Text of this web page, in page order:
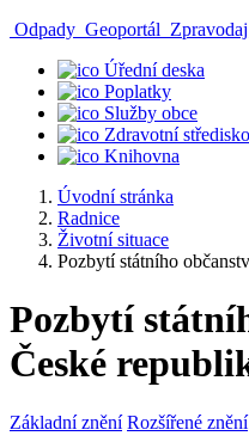
Odpady Geoportál
Úřední deska
Poplatky
Služby obce
Zdravotní středisko
Knihovna
Úvodní stránka
Radnice
Životní situace
Pozbytí státního
Pozbytí
České
Základní znění Rozšířené znění